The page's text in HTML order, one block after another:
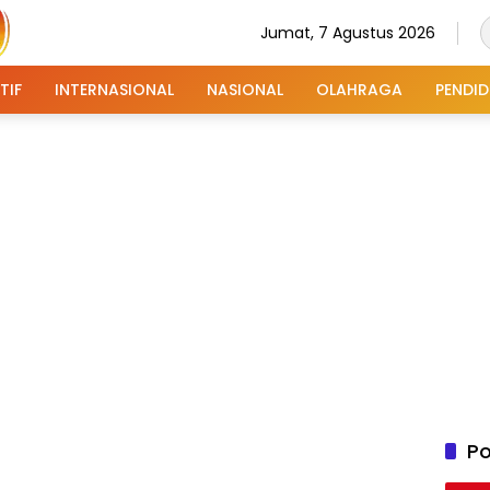
Jumat, 7 Agustus 2026
INTERNASIONAL NASIONAL OLAHRAGA